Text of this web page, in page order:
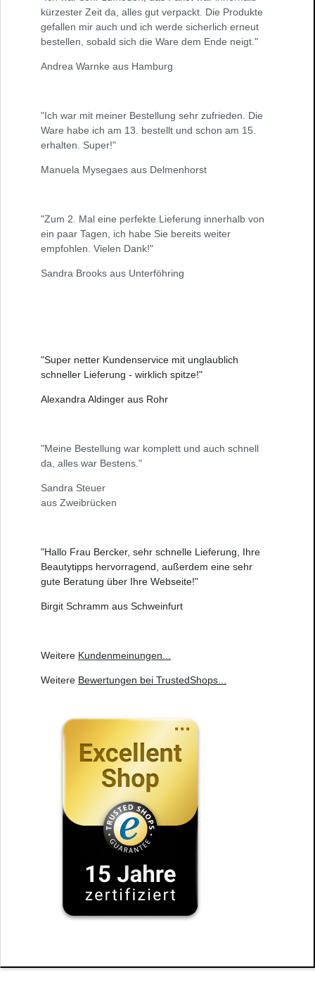
kürzester Zeit da, alles gut verpackt. Die Produkte
gefallen mir auch und ich werde sicherlich erneut
bestellen, sobald sich die Ware dem Ende neigt."
Andrea Warnke aus Hamburg
"Ich war mit meiner Bestellung sehr zufrieden. Die
Ware habe ich am 13. bestellt und schon am 15.
erhalten. Super!"
Manuela Mysegaes aus Delmenhorst
"Zum 2. Mal eine perfekte Lieferung innerhalb von
ein paar Tagen, ich habe Sie bereits weiter
empfohlen. Vielen Dank!"
Sandra Brooks aus Unterföhring
"Super netter Kundenservice mit unglaublich
schneller Lieferung - wirklich spitze!"
Alexandra Aldinger aus Rohr
"Meine Bestellung war komplett und auch schnell
da, alles war Bestens."
Sandra Steuer
aus Zweibrücken
"Hallo Frau Bercker, sehr schnelle Lieferung, Ihre
Beautytipps hervorragend, außerdem eine sehr
gute Beratung über Ihre Webseite!"
Birgit Schramm aus Schweinfurt
Weitere Kundenmeinungen
Weitere Bewertungen bei TrustedShops